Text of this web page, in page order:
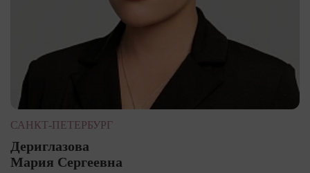
САНКТ-ПЕТЕРБУРГ
Дериглазова
Мария Сергеевна